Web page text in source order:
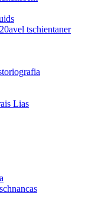
tschientaner
Lias